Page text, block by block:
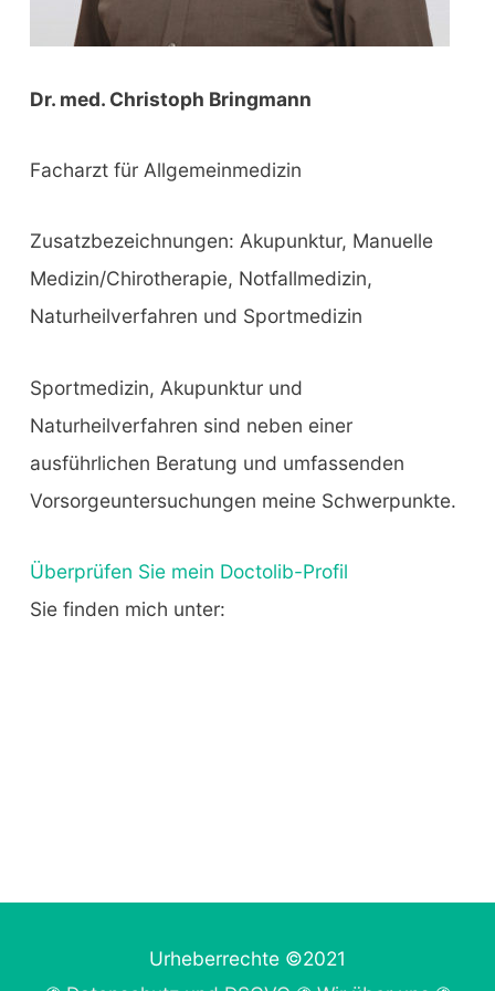
Dr. med. Christoph Bringmann
Facharzt für Allgemeinmedizin
Zusatzbezeichnungen: Akupunktur, Manuelle
Medizin/Chirotherapie, Notfallmedizin,
Naturheilverfahren und Sportmedizin
Sportmedizin, Akupunktur und
Naturheilverfahren sind neben einer
ausführlichen Beratung und umfassenden
Vorsorgeuntersuchungen meine Schwerpunkte.
Überprüfen Sie mein Doctolib-Profil
Sie finden mich unter:
Urheberrechte ©2021